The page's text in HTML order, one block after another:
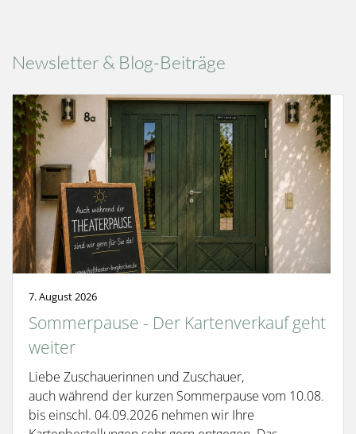
Newsletter & Blog-Beiträge
7. August 2026
Sommerpause - Der Kartenverkauf geht
weiter
Liebe Zuschauerinnen und Zuschauer,
auch während der kurzen Sommerpause vom 10.08.
bis einschl. 04.09.2026 nehmen wir Ihre